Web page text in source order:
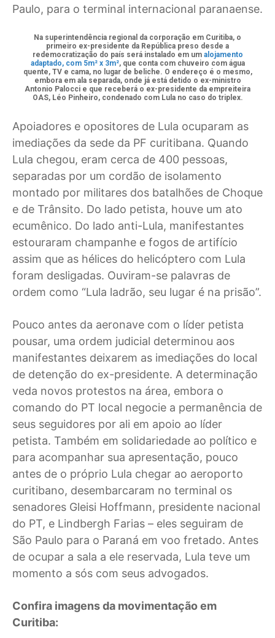
Paulo, para o terminal internacional paranaense.
Na superintendência regional da corporação em Curitiba, o
primeiro ex-presidente da República preso desde a
redemocratização do país será instalado em um alojamento
adaptado, com 5m² x 3m², que conta com chuveiro com água
quente, TV e cama, no lugar de beliche. O endereço é o mesmo,
embora em ala separada, onde já está detido o ex-ministro
Antonio Palocci e que receberá o ex-presidente da empreiteira
OAS, Léo Pinheiro, condenado com Lula no caso do triplex.
Apoiadores e opositores de Lula ocuparam as
imediações da sede da PF curitibana. Quando
Lula chegou, eram cerca de 400 pessoas,
separadas por um cordão de isolamento
montado por militares dos batalhões de Choque
e de Trânsito. Do lado petista, houve um ato
ecumênico. Do lado anti-Lula, manifestantes
estouraram champanhe e fogos de artifício
assim que as hélices do helicóptero com Lula
foram desligadas. Ouviram-se palavras de
ordem como “Lula ladrão, seu lugar é na prisão”.
Pouco antes da aeronave com o líder petista
pousar, uma ordem judicial determinou aos
manifestantes deixarem as imediações do local
de detenção do ex-presidente. A determinação
veda novos protestos na área, embora o
comando do PT local negocie a permanência de
seus seguidores por ali em apoio ao líder
petista. Também em solidariedade ao político e
para acompanhar sua apresentação, pouco
antes de o próprio Lula chegar ao aeroporto
curitibano, desembarcaram no terminal os
senadores Gleisi Hoffmann, presidente nacional
do PT, e Lindbergh Farias – eles seguiram de
São Paulo para o Paraná em voo fretado. Antes
de ocupar a sala a ele reservada, Lula teve um
momento a sós com seus advogados.
Confira imagens da movimentação em
Curitiba: